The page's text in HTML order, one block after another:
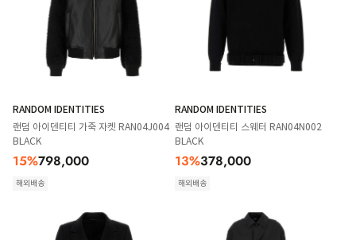
RANDOM IDENTITIES
랜덤 아이덴티티 가죽 자켓 RAN04J004
BLACK
15%798,000
해외배송
RANDOM IDENTITIES
랜덤 아이덴티티 스웨터 RAN04N002
BLACK
13%378,000
해외배송